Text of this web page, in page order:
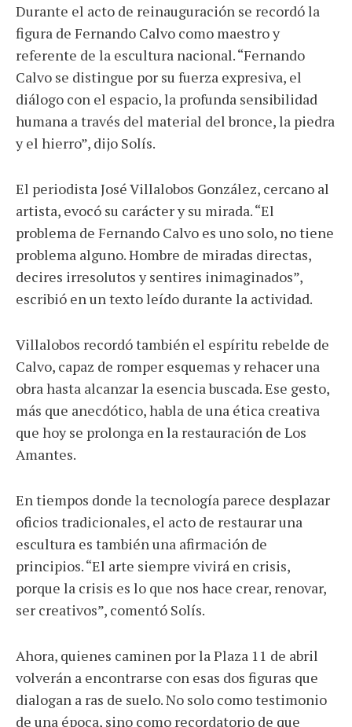
Durante el acto de reinauguración se recordó la
figura de Fernando Calvo como maestro y
referente de la escultura nacional. “Fernando
Calvo se distingue por su fuerza expresiva, el
diálogo con el espacio, la profunda sensibilidad
humana a través del material del bronce, la piedra
y el hierro”, dijo Solís.
El periodista José Villalobos González, cercano al
artista, evocó su carácter y su mirada. “El
problema de Fernando Calvo es uno solo, no tiene
problema alguno. Hombre de miradas directas,
decires irresolutos y sentires inimaginados”,
escribió en un texto leído durante la actividad.
Villalobos recordó también el espíritu rebelde de
Calvo, capaz de romper esquemas y rehacer una
obra hasta alcanzar la esencia buscada. Ese gesto,
más que anecdótico, habla de una ética creativa
que hoy se prolonga en la restauración de Los
Amantes.
En tiempos donde la tecnología parece desplazar
oficios tradicionales, el acto de restaurar una
escultura es también una afirmación de
principios. “El arte siempre vivirá en crisis,
porque la crisis es lo que nos hace crear, renovar,
ser creativos”, comentó Solís.
Ahora, quienes caminen por la Plaza 11 de abril
volverán a encontrarse con esas dos figuras que
dialogan a ras de suelo. No solo como testimonio
de una época, sino como recordatorio de que